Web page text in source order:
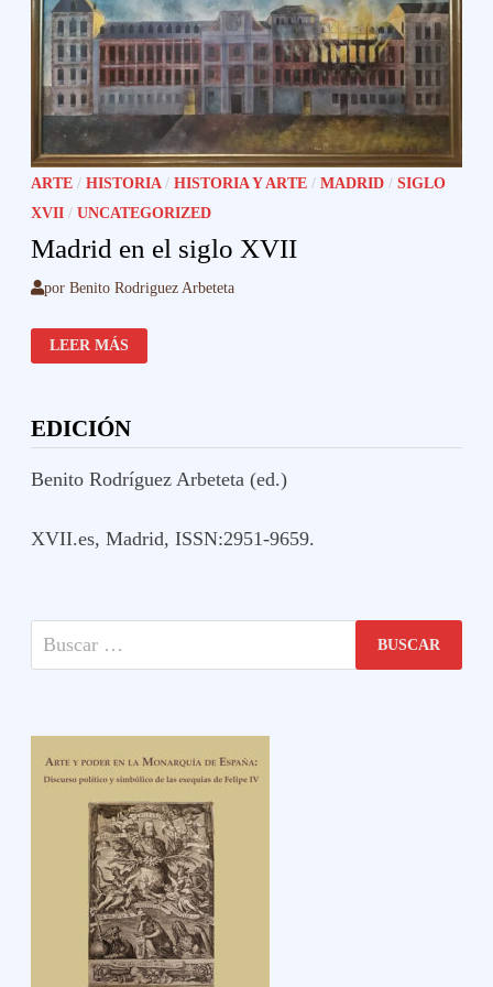
ARTE /HISTORIA/HISTORIA Y ARTE /MADRID /SIGLO
XVII /UNCATEGORIZED
Madrid en el siglo XVII
porBenito Rodriguez Arbeteta
MADRID
EN
EL
LEER MÁS
EDICIÓN
Benito Rodríguez Arbeteta (ed.)
XVII.es, Madrid, ISSN:2951-9659.
Buscar: